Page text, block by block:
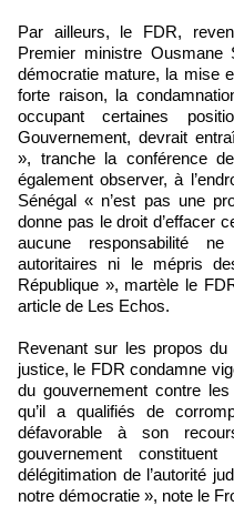
Par ailleurs, le FDR,
Premier ministre
démocratie mature, la mise
forte raison, la
occupant certaines
Gouvernement, devrait
», tranche la conférence
également observer, à
Sénégal « n’est pas une
donne pas le droit d’effacer
aucune responsabilité
autoritaires ni le mépris
République », martèle le
article de Les Echos.
Revenant sur les propos du
justice, le FDR condamne
du gouvernement contre
qu’il a qualifiés de
défavorable à son
gouvernement
délégitimation de l’autorité
notre démocratie », note le